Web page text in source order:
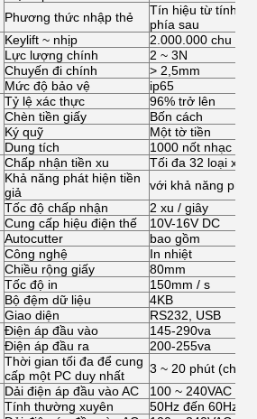
Phương thức nhập thẻ
Tín hiệu từ tính,
phía sau
Keylift ~ nhịp
2.000.000 chu kỳ
Lực lượng chính
2 ~ 3N
Chuyến đi chính
> 2,5mm
Mức độ bảo vệ
ip65
Tỷ lệ xác thực
96% trở lên
Chèn tiền giấy
Bốn cách
Ký quỹ
Một tờ tiền
Dung tích
1000 nốt nhạc
Chấp nhận tiền xu
Tối đa 32 loại xu,
Khả năng phát hiện tiền
giả
với khả năng phát
Tốc độ chấp nhận
2 xu / giây
Cung cấp hiệu điện thế
10V-16V DC
Autocutter
bao gồm
Công nghệ
In nhiệt
Chiều rộng giấy
80mm
Tốc độ in
150mm / s
Bộ đệm dữ liệu
4KB
Giao diện
RS232, USB
Điện áp đầu vào
145-290va
Điện áp đầu ra
200-255va
Thời gian tối đa để cung
cấp một PC duy nhất
3 ~ 20 phút (cho
Dải điện áp đầu vào AC
100 ~ 240VAC
Tính thường xuyên
50Hz đến 60Hz